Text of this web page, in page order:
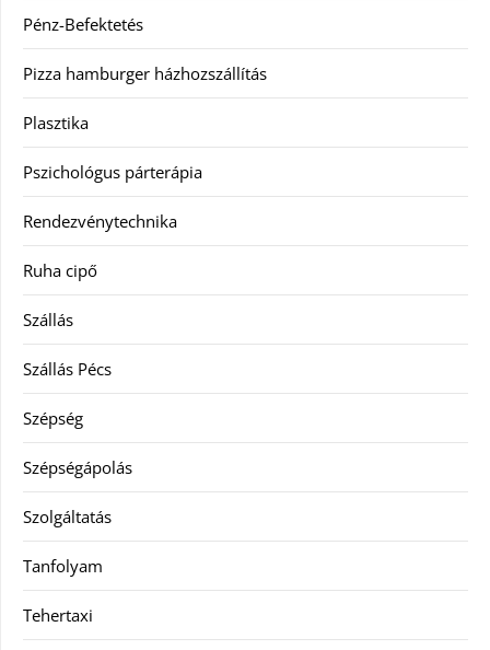
Pénz-Befektetés
Pizza hamburger házhozszállítás
Plasztika
Pszichológus párterápia
Rendezvénytechnika
Ruha cipő
Szállás
Szállás Pécs
Szépség
Szépségápolás
Szolgáltatás
Tanfolyam
Tehertaxi